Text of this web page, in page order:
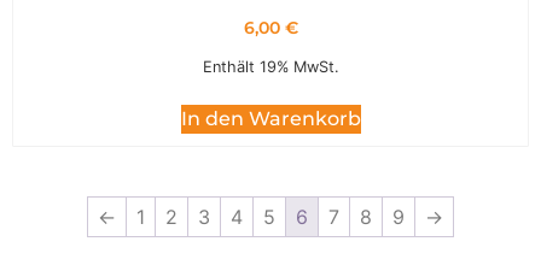
6,00 €
Enthält 19% MwSt.
In den Warenkorb
← 1 2 3 4 5 6 7 8 9 →